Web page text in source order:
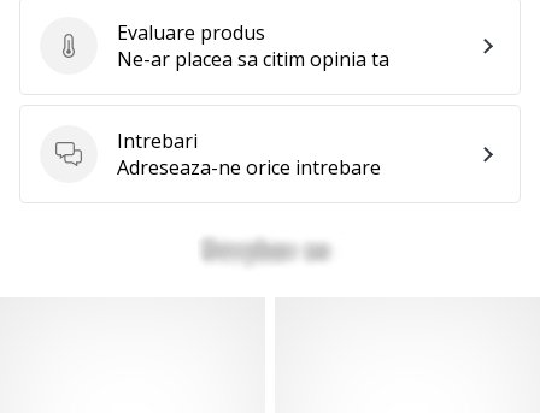
Evaluare produs
Evaluare produs
Ne-ar placea sa citim opinia ta
Intrebari
Intrebari
Adreseaza-ne orice intrebare